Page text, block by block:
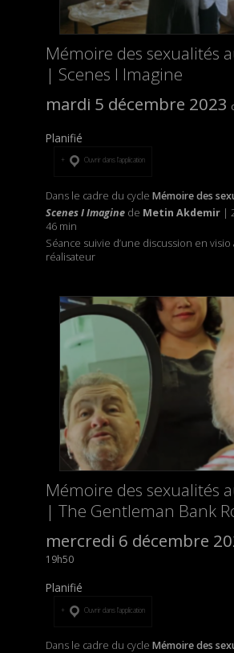
Mémoire des sexualités
| Scenes I Imagine
mardi 5 décembre 2023
Planifié
Ouvrir dans l’application
Dans le cadre du cycle Mémoire des
Scenes I Imaginede Metin Akdemir|
46 min
Séance suivie d’une discussion en visio
réalisateur
Mémoire des sexualités
| The Gentleman Bank
mercredi 6 décembre
19h50
Planifié
Ouvrir dans l’application
Dans le cadre du cycle Mémoire des